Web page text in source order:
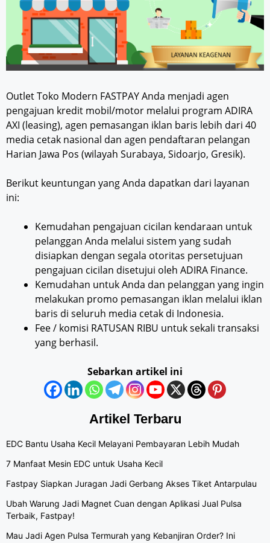
Outlet Toko Modern FASTPAY Anda menjadi agen
pengajuan kredit mobil/motor melalui program ADIRA
AXI (leasing), agen pemasangan iklan baris lebih dari 40
media cetak nasional dan agen pendaftaran pelangan
Harian Jawa Pos (wilayah Surabaya, Sidoarjo, Gresik).
Berikut keuntungan yang Anda dapatkan dari layanan
ini:
Kemudahan pengajuan cicilan kendaraan untuk
pelanggan Anda melalui sistem yang sudah
disiapkan dengan segala otoritas persetujuan
pengajuan cicilan disetujui oleh ADIRA Finance.
Kemudahan untuk Anda dan pelanggan yang ingin
melakukan promo pemasangan iklan melalui iklan
baris di seluruh media cetak di Indonesia.
Fee / komisi RATUSAN RIBU untuk sekali transaksi
yang berhasil.
Sebarkan artikel ini
Artikel Terbaru
EDC Bantu Usaha Kecil Melayani Pembayaran Lebih Mudah
7 Manfaat Mesin EDC untuk Usaha Kecil
Fastpay Siapkan Juragan Jadi Gerbang Akses Tiket Antarpulau
Ubah Warung Jadi Magnet Cuan dengan Aplikasi Jual Pulsa
Terbaik, Fastpay!
Mau Jadi Agen Pulsa Termurah yang Kebanjiran Order? Ini